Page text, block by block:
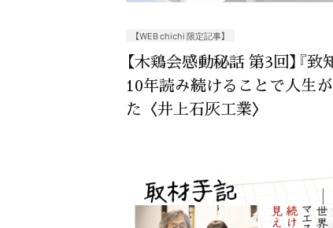
【WEB chichi 限定記事】
【木鶏会感動秘話 第3回】『致
10年読み続けることで人生
た〈井上石灰工業〉